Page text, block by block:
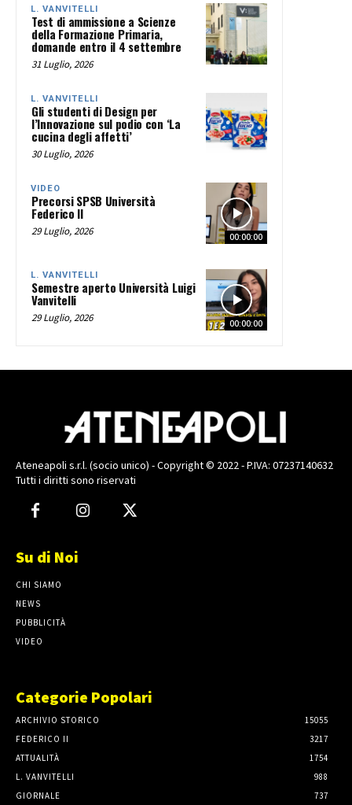
L. VANVITELLI
Test di ammissione a Scienze
della Formazione Primaria,
domande entro il 4 settembre
31 Luglio, 2026
L. VANVITELLI
Gli studenti di Design per
l’Innovazione sul podio con ‘La
cucina degli affetti’
30 Luglio, 2026
00:00:00
VIDEO
Precorsi SPSB Università
Federico II
29 Luglio, 2026
00:00:00
L. VANVITELLI
Semestre aperto Università Luigi
Vanvitelli
29 Luglio, 2026
Ateneapoli s.r.l. (socio unico) - Copyright © 2022 - P.IVA: 07237140632
Tutti i diritti sono riservati
Su di Noi
CHI SIAMO
NEWS
PUBBLICITÀ
VIDEO
Categorie Popolari
ARCHIVIO STORICO
15055
FEDERICO II
3217
ATTUALITÀ
1754
L. VANVITELLI
988
GIORNALE
737